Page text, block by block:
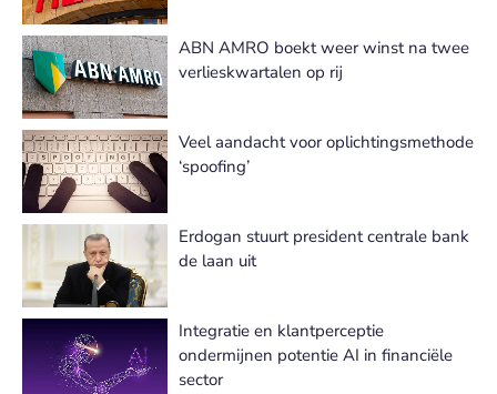
ABN AMRO boekt weer winst na twee
verlieskwartalen op rij
Veel aandacht voor oplichtingsmethode
‘spoofing’
Erdogan stuurt president centrale bank
de laan uit
Integratie en klantperceptie
ondermijnen potentie AI in financiële
sector